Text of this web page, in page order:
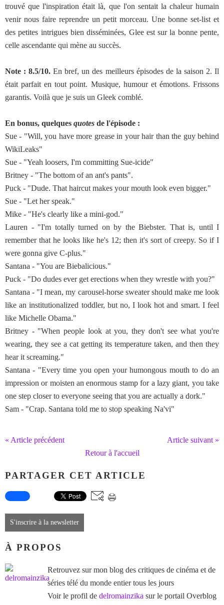
trouvé que l'inspiration était là, que l'on sentait la chaleur humain
venir nous faire reprendre un petit morceau. Une bonne set-list et
des petites intrigues bien disséminées, Glee est sur la bonne pente,
celle ascendante qui mène au succès.
Note : 8.5/10. En bref, un des meilleurs épisodes de la saison 2. Il
était parfait en tout point. Musique, humour et émotions. Frissons
garantis. Voilà que je suis un Gleek comblé.
En bonus, quelques quotes de l'épisode :
Sue - "Will, you have more grease in your hair than the guy behind
WikiLeaks"
Sue - "Yeah loosers, I'm committing Sue-icide"
Britney - "The bottom of an ant's pants".
Puck - "Dude. That haircut makes your mouth look even bigger."
Sue - "Let her speak."
Mike - "He's clearly like a mini-god."
Lauren - "I'm totally turned on by the Biebster. That is, until I
remember that he looks like he's 12; then it's sort of creepy. So if I
were gonna give C-plus."
Santana - "You are Biebalicious."
Puck - "Do dudes ever get erections when they wrestle with you?"
Santana - "I mean, my carousel-horse sweater should make me look
like an institutionalized toddler, but no, I look hot and smart. I feel
like Michelle Obama."
Britney - "When people look at you, they don't see what you're
wearing, they see a cat getting its temperature taken, and then they
hear it screaming."
Santana - "Every time you open your humongous mouth to do an
impression or moisten an enormous stamp for a lazy giant, you take
one step closer to everyone seeing that you are actually a dork."
Sam - "Crap. Santana told me to stop speaking Na'vi"
« Article précédent
Article suivant »
Retour à l'accueil
PARTAGER CET ARTICLE
S'inscrire à la newsletter
À PROPOS
Retrouvez sur mon blog des critiques de cinéma et de
séries télé du monde entier tous les jours
Voir le profil de delromainzika sur le portail Overblog